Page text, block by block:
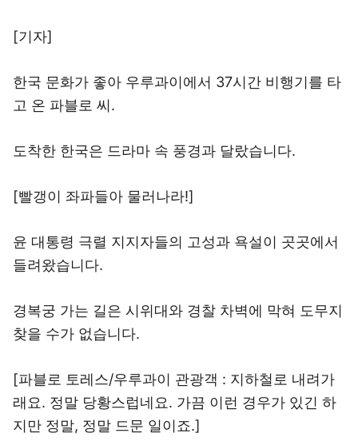
[기자]
한국 문화가 좋아 우루과이에서 37시간 비행기를 타
고 온 파블로 씨.
도착한 한국은 드라마 속 풍경과 달랐습니다.
[빨갱이 좌파들아 물러나라!]
윤 대통령 극렬 지지자들의 고성과 욕설이 곳곳에서
들려왔습니다.
경복궁 가는 길은 시위대와 경찰 차벽에 막혀 도무지
찾을 수가 없습니다.
[파블로 토레스/우루과이 관광객 : 지하철로 내려가
래요. 정말 당황스럽네요. 가끔 이런 경우가 있긴 하
지만 정말, 정말 드문 일이죠.]